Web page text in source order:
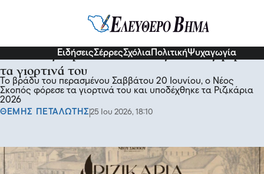
ΕιδήσειςΣέρρεςΣχόλια ΠολιτικήΨυχαγωγία
Για τα Ριζικάρια 2026 ο Νέος Σκοπός φόρεσε
τα γιορτινά του
Το βράδυ του περασμένου Σαββάτου 20 Ιουνίου, ο Νέος
Σκοπός φόρεσε τα γιορτινά του και υποδέχθηκε τα Ριζικάρια
2026
ΘΕΜΗΣ ΠΕΤΑΛΩΤΗΣ 25 Ιου 2026, 18:10